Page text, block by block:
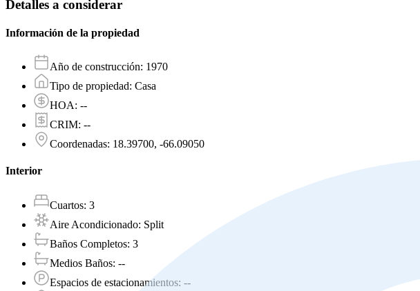
Detalles a considerar
Información de la propiedad
Año de construcción: 1970
Tipo de propiedad: Casa
HOA: --
CRIM: --
Coordenadas: 18.39700, -66.09050
Interior
Cuartos: 3
Aire Acondicionado: Split
Baños Completos: 3
Medios Baños: --
Espacios de estacionamientos: --